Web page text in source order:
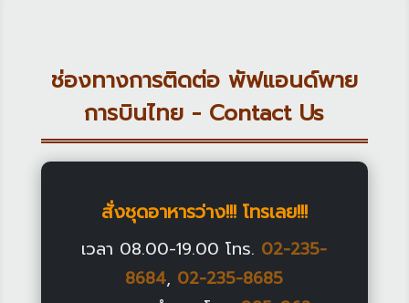
ช่องทางการติดต่อ พัฟแอนด์พาย
การบินไทย - Contact Us
สั่งชุดอาหารว่าง!!! โทรเลย!!!
เวลา 08.00-19.00 โทร. 02-235-
8684, 02-235-8685